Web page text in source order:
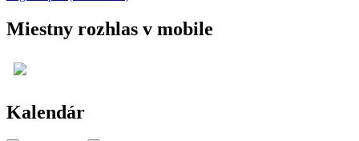
Miestny rozhlas v mobile
Kalendár